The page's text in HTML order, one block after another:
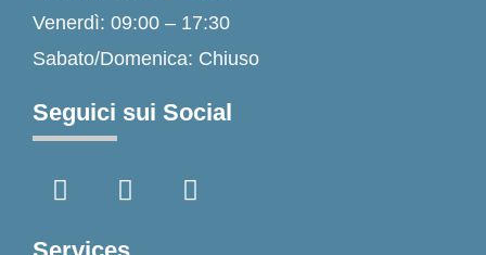
Venerdì: 09:00 – 17:30
Sabato/Domenica: Chiuso
Seguici sui Social
a
e
n
t
i